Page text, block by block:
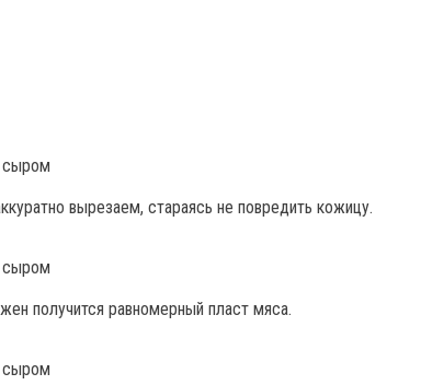
вырезаем, стараясь не повредить кожицу.
получится равномерный пласт мяса.